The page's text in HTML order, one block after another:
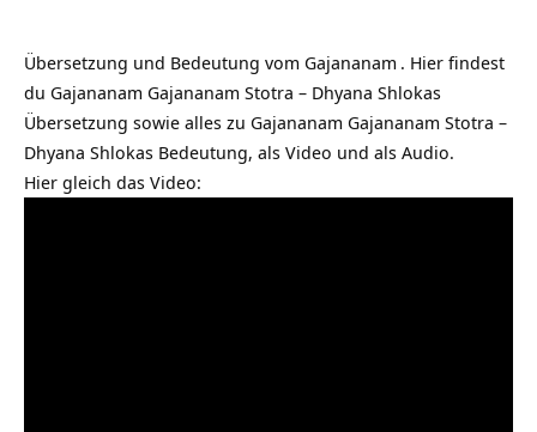
Übersetzung und Bedeutung vom Gajananam . Hier findest
du Gajananam Gajananam Stotra – Dhyana Shlokas
Übersetzung sowie alles zu Gajananam Gajananam Stotra –
Dhyana Shlokas Bedeutung, als Video und als Audio.
Hier gleich das Video: